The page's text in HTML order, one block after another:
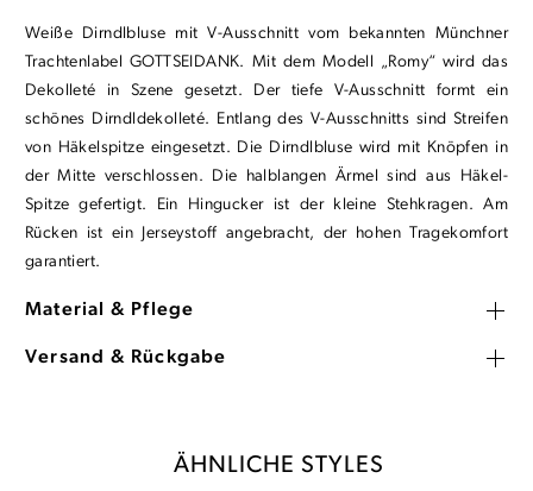
Weiße Dirndlbluse mit V-Ausschnitt vom bekannten Münchner
Trachtenlabel GOTTSEIDANK. Mit dem Modell „Romy“ wird das
Dekolleté in Szene gesetzt. Der tiefe V-Ausschnitt formt ein
schönes Dirndldekolleté. Entlang des V-Ausschnitts sind Streifen
von Häkelspitze eingesetzt. Die Dirndlbluse wird mit Knöpfen in
der Mitte verschlossen. Die halblangen Ärmel sind aus Häkel-
Spitze gefertigt. Ein Hingucker ist der kleine Stehkragen. Am
Rücken ist ein Jerseystoff angebracht, der hohen Tragekomfort
garantiert.
Material & Pflege
Versand & Rückgabe
ÄHNLICHE STYLES